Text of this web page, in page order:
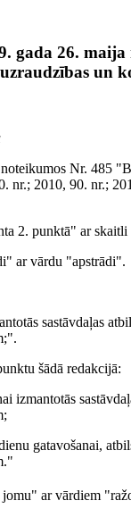
gada 26.
un
Nr. 485
nr.; 2010, 90. nr.;
2. punktā" ar
ar vārdu "apstrādi".
sastāvdaļas
šādā redakcijā:
izmantotās
gatavošanai,
ar vārdiem